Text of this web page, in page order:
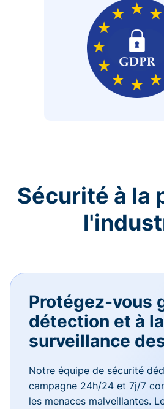
Sécurité à la
Protégez-vous
détection et à la
surveillance
Notre équipe de sécurité
campagne 24h/24 et 7j/7
les menaces malveillantes.